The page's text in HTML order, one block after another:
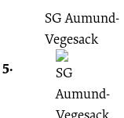
5.
SG Aumund-
Vegesack